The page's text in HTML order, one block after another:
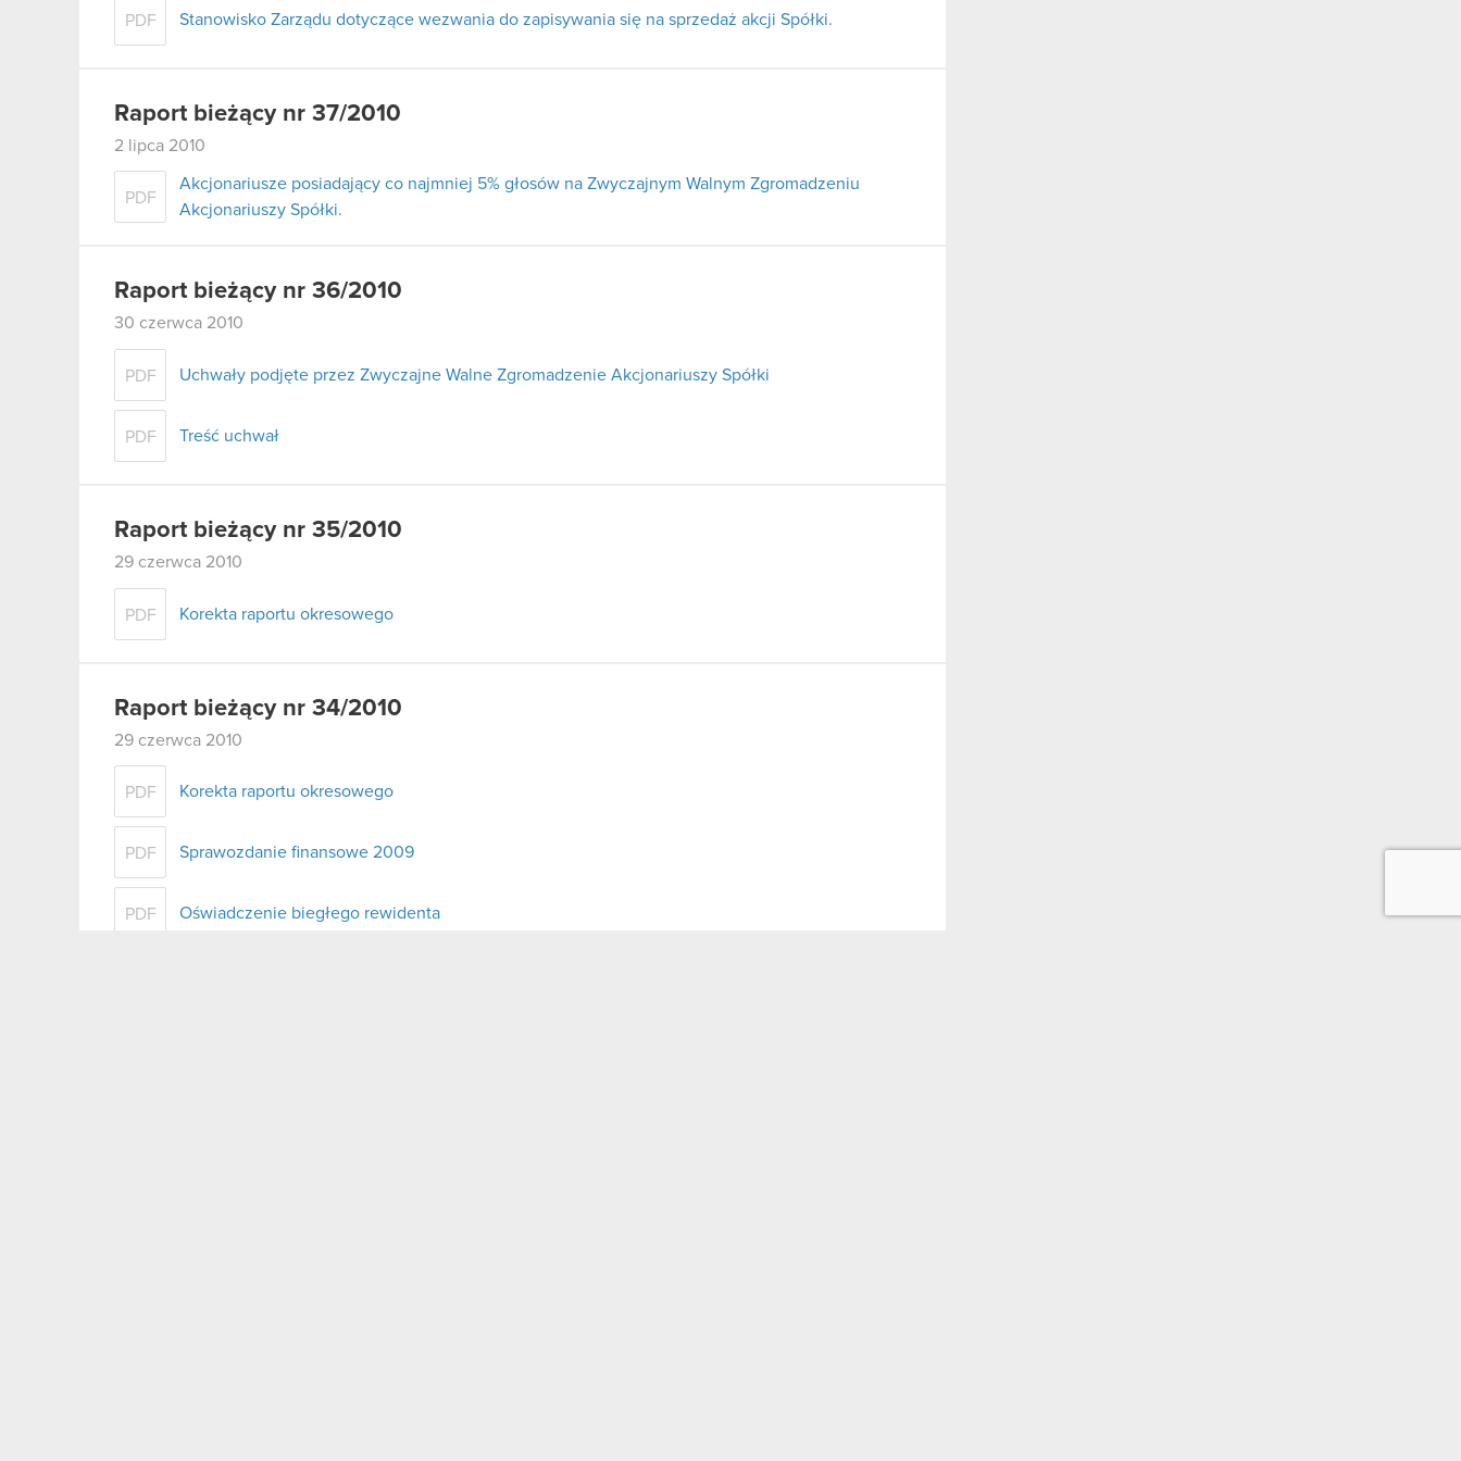
PDF Stanowisko Zarządu dotyczące wezwania do zapisywania się na sprzedaż akcji Spółki.
Raport bieżący nr 37/2010
2 lipca 2010
PDF
Akcjonariusze posiadający co najmniej 5% głosów na Zwyczajnym Walnym Zgromadzeniu
Akcjonariuszy Spółki.
Raport bieżący nr 36/2010
30 czerwca 2010
PDF Uchwały podjęte przez Zwyczajne Walne Zgromadzenie Akcjonariuszy Spółki
PDF Treść uchwał
Raport bieżący nr 35/2010
29 czerwca 2010
PDF Korekta raportu okresowego
Raport bieżący nr 34/2010
29 czerwca 2010
PDF Korekta raportu okresowego
PDF Sprawozdanie finansowe 2009
PDF Oświadczenie biegłego rewidenta